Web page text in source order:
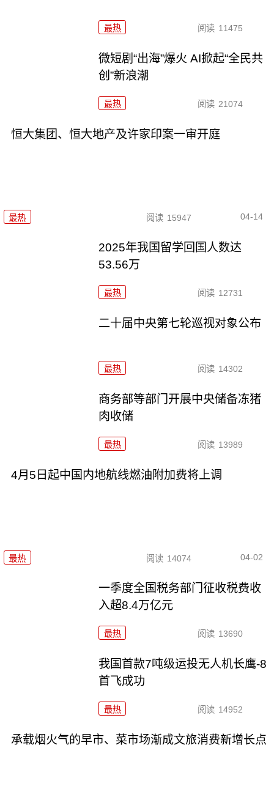
最热 阅读 11475
微短剧“出海”爆火 AI掀起“全民共
创”新浪潮
最热 阅读 21074
恒大集团、恒大地产及许家印案一审开庭
最热 阅读 15947 04-14
2025年我国留学回国人数达
53.56万
最热 阅读 12731
二十届中央第七轮巡视对象公布
最热 阅读 14302
商务部等部门开展中央储备冻猪
肉收储
最热 阅读 13989
4月5日起中国内地航线燃油附加费将上调
最热 阅读 14074 04-02
一季度全国税务部门征收税费收
入超8.4万亿元
最热 阅读 13690
我国首款7吨级运投无人机长鹰-8
首飞成功
最热 阅读 14952
承载烟火气的早市、菜市场渐成文旅消费新增长点